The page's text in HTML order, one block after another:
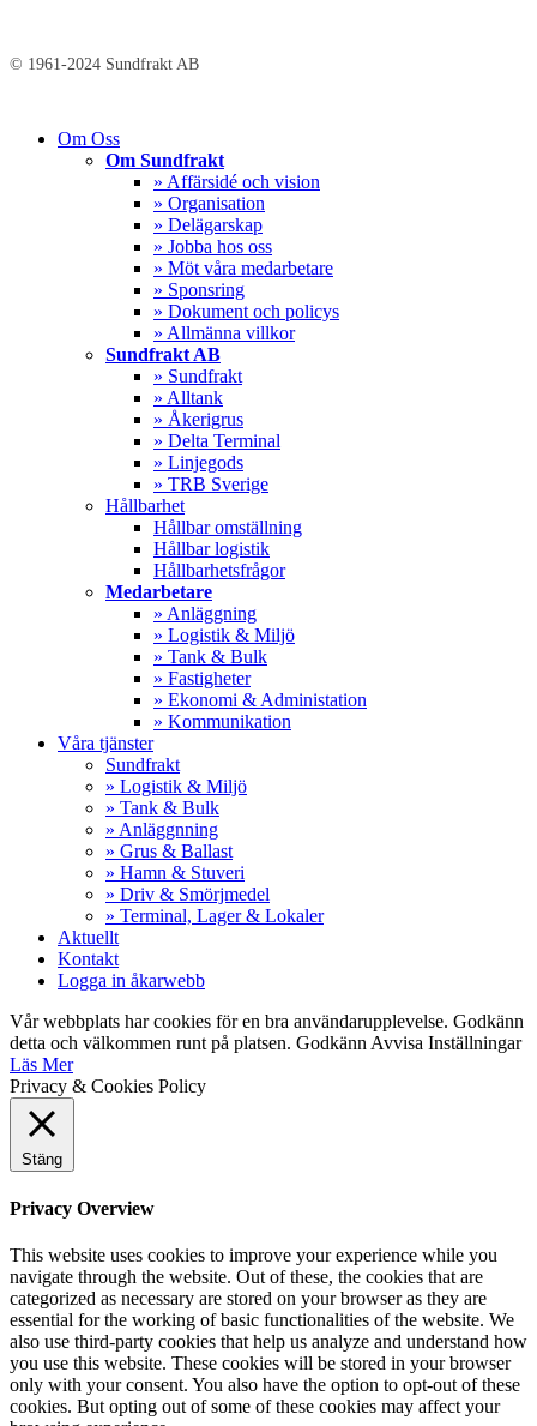
© 1961-2024 Sundfrakt AB
Close
Om Oss
Om Sundfrakt
» Affärsidé och vision
» Organisation
» Delägarskap
» Jobba hos oss
» Möt våra medarbetare
» Sponsring
» Dokument och policys
» Allmänna villkor
Sundfrakt AB
» Sundfrakt
» Alltank
» Åkerigrus
» Delta Terminal
» Linjegods
» TRB Sverige
Hållbarhet
Hållbar omställning
Hållbar logistik
Hållbarhetsfrågor
Medarbetare
» Anläggning
» Logistik & Miljö
» Tank & Bulk
» Fastigheter
» Ekonomi & Administation
» Kommunikation
Våra tjänster
Sundfrakt
» Logistik & Miljö
» Tank & Bulk
» Anläggnning
» Grus & Ballast
» Hamn & Stuveri
» Driv & Smörjmedel
» Terminal, Lager & Lokaler
Aktuellt
Kontakt
Logga in åkarwebb
Vår webbplats har cookies för en bra användarupplevelse. Godkänn
detta och välkommen runt på platsen. GodkännAvvisa Inställningar
Läs Mer
Privacy & Cookies Policy
Stäng
Privacy Overview
This website uses cookies to improve your experience while you
navigate through the website. Out of these, the cookies that are
categorized as necessary are stored on your browser as they are
essential for the working of basic functionalities of the website. We
also use third-party cookies that help us analyze and understand how
you use this website. These cookies will be stored in your browser
only with your consent. You also have the option to opt-out of these
cookies. But opting out of some of these cookies may affect your